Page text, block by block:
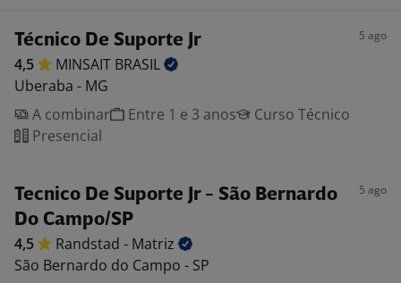
Técnico De Suporte Jr 5 ago
4,5 MINSAIT BRASIL
Uberaba - MG
A combinar
Entre 1 e 3 anos
Curso Técnico
Presencial
Tecnico De Suporte Jr - São Bernardo
Do Campo/SP
5 ago
4,5 Randstad - Matriz
São Bernardo do Campo - SP